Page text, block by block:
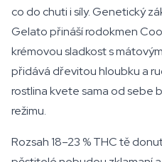
co do chuti i síly. Genetický
Gelato přináší rodokmen
krémovou sladkost s
přidává dřevitou hloubku a
rostlina kvete sama od sebe
režimu.
Rozsah 18–23 % THC tě